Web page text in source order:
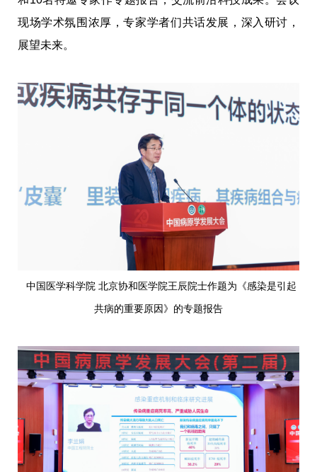
现场学术氛围浓厚，专家学者们共话发展，深入研讨，
展望未来。
中国医学科学院 北京协和医学院王辰院士作题为《感染是引起
共病的重要原因》的专题报告